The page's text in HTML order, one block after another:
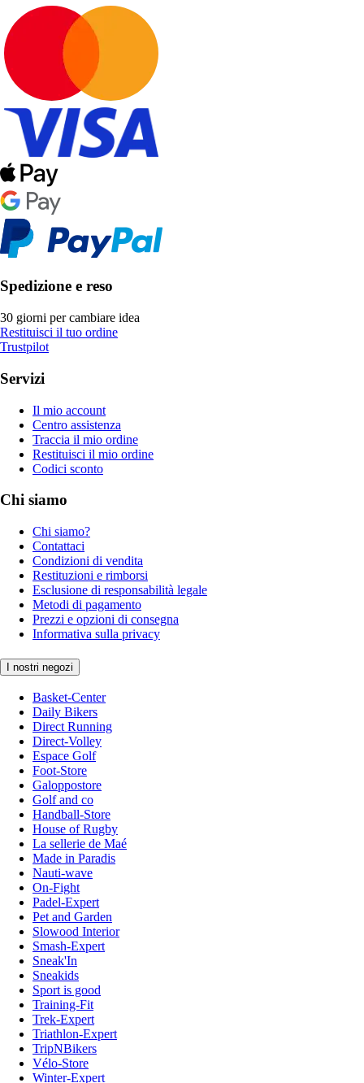
Spedizione e reso
30 giorni per cambiare idea
Restituisci il tuo ordine
Trustpilot
Servizi
Il mio account
Centro assistenza
Traccia il mio ordine
Restituisci il mio ordine
Codici sconto
Chi siamo
Chi siamo?
Contattaci
Condizioni di vendita
Restituzioni e rimborsi
Esclusione di responsabilità legale
Metodi di pagamento
Prezzi e opzioni di consegna
Informativa sulla privacy
I nostri negozi
Basket-Center
Daily Bikers
Direct Running
Direct-Volley
Espace Golf
Foot-Store
Galoppostore
Golf and co
Handball-Store
House of Rugby
La sellerie de Maé
Made in Paradis
Nauti-wave
On-Fight
Padel-Expert
Pet and Garden
Slowood Interior
Smash-Expert
Sneak'In
Sneakids
Sport is good
Training-Fit
Trek-Expert
Triathlon-Expert
TripNBikers
Vélo-Store
Winter-Expert